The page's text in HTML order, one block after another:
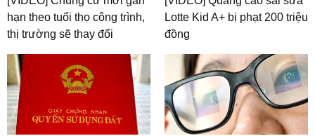
hạn theo tuổi thọ công trình,
thị trường sẽ thay đổi
Lotte Kid A+ bị phạt 200 triệu
đồng